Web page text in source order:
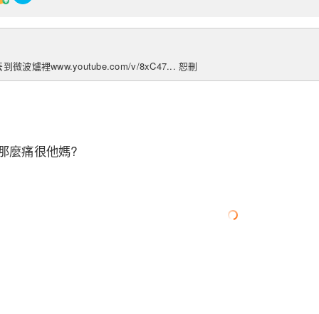
微波爐裡www.youtube.com/v/8xC47... 恕刪
麼痛很他媽?